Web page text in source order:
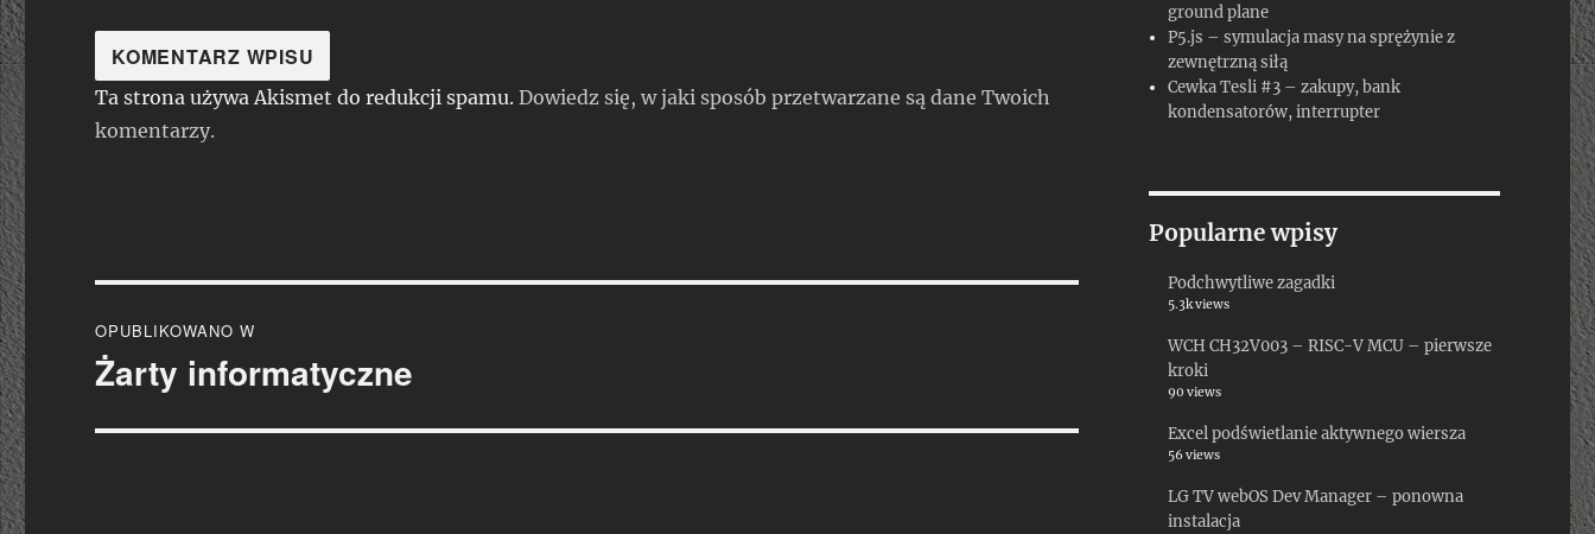
Ta strona używa Akismet do redukcji spamu.Dowiedz się, w jaki sposób przetwarzane są dane Twoich
komentarzy.
wpisu
OPUBLIKOWANO W
Żarty informatyczne
ground plane
P5.js – symulacja masy na sprężynie z
zewnętrzną siłą
Cewka Tesli #3 – zakupy, bank
kondensatorów, interrupter
Popularne wpisy
Podchwytliwe zagadki
5.3k views
WCH CH32V003 – RISC-V MCU – pierwsze
kroki
90 views
Excel podświetlanie aktywnego wiersza
56 views
LG TV webOS Dev Manager – ponowna
instalacja